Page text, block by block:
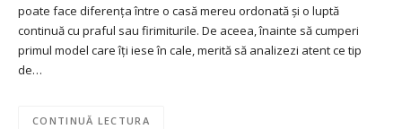
poate face diferența între o casă mereu ordonată și o luptă
continuă cu praful sau firimiturile. De aceea, înainte să cumperi
primul model care îți iese în cale, merită să analizezi atent ce tip
de…
CONTINUĂ LECTURA